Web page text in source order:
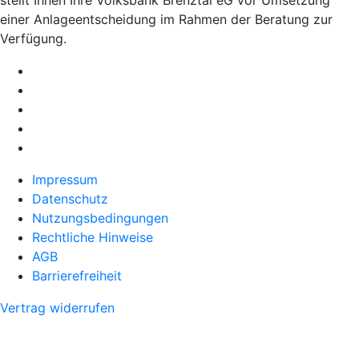
einer Anlageentscheidung im Rahmen der Beratung zur
Verfügung.
Impressum
Datenschutz
Nutzungsbedingungen
Rechtliche Hinweise
AGB
Barrierefreiheit
Vertrag widerrufen